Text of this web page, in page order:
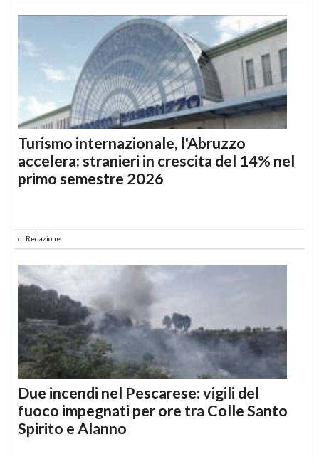
Turismo internazionale, l'Abruzzo
accelera: stranieri in crescita del 14% nel
primo semestre 2026
di Redazione
Due incendi nel Pescarese: vigili del
fuoco impegnati per ore tra Colle Santo
Spirito e Alanno